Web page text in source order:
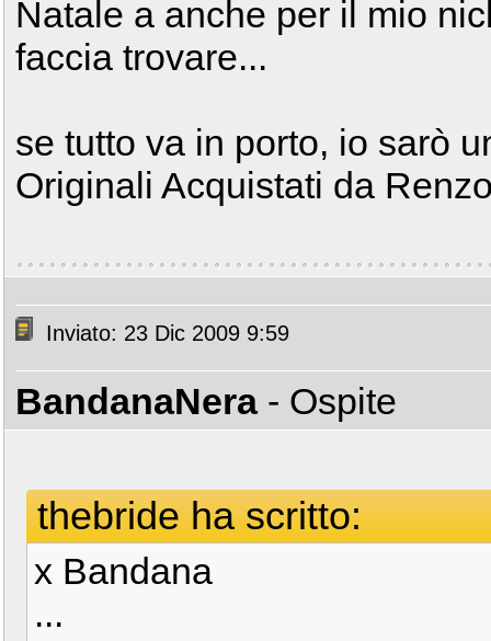
Natale a anche per il mio
faccia trovare...
se tutto va in porto, io sarò
Originali Acquistati da
Inviato: 23 Dic 2009 9:59
BandanaNera - Ospite
thebride ha scritto:
x Bandana
...